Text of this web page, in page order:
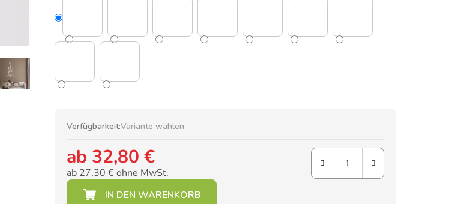
Verfügbarkeit:Variante wählen
ab 32,80 €
ab 27,30 €ohne MwSt.
Verkaufspreis: